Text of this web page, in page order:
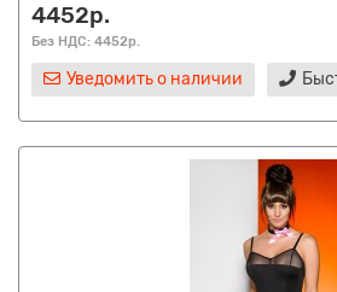
4452р.
Без НДС: 4452р.
Уведомить о наличии